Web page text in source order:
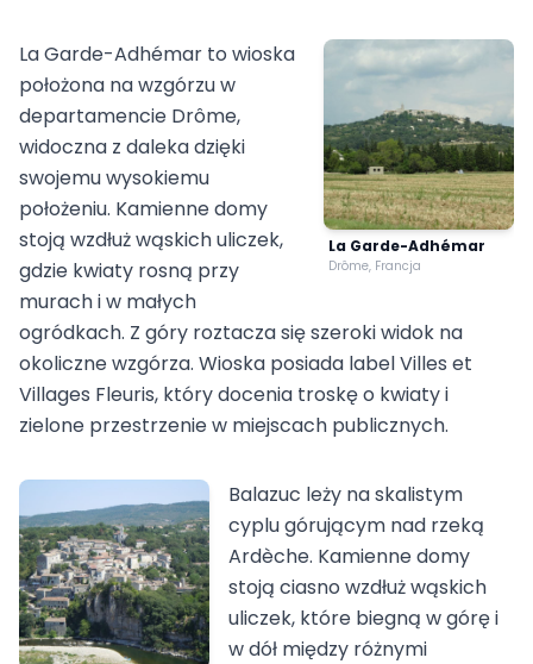
La Garde-Adhémar
Drôme, Francja
La Garde-Adhémar to wioska
położona na wzgórzu w
departamencie Drôme,
widoczna z daleka dzięki
swojemu wysokiemu
położeniu. Kamienne domy
stoją wzdłuż wąskich uliczek,
gdzie kwiaty rosną przy
murach i w małych
ogródkach. Z góry roztacza się szeroki widok na
okoliczne wzgórza. Wioska posiada label Villes et
Villages Fleuris, który docenia troskę o kwiaty i
zielone przestrzenie w miejscach publicznych.
Balazuc leży na skalistym
cyplu górującym nad rzeką
Ardèche. Kamienne domy
stoją ciasno wzdłuż wąskich
uliczek, które biegną w górę i
w dół między różnymi